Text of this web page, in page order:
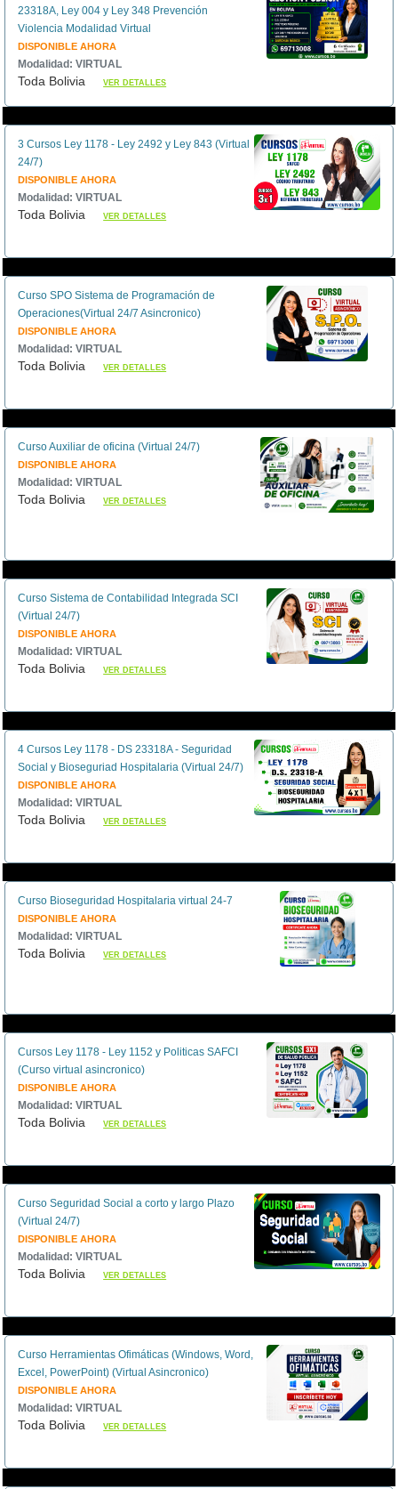
23318A, Ley 004 y Ley 348 Prevención
Violencia Modalidad Virtual
DISPONIBLE AHORA
Modalidad: VIRTUAL
Toda BoliviaVER DETALLES
3 Cursos Ley 1178 - Ley 2492 y Ley 843 (Virtual
24/7)
DISPONIBLE AHORA
Modalidad: VIRTUAL
Toda BoliviaVER DETALLES
Curso SPO Sistema de Programación de
Operaciones(Virtual 24/7 Asincronico)
DISPONIBLE AHORA
Modalidad: VIRTUAL
Toda BoliviaVER DETALLES
Curso Auxiliar de oficina (Virtual 24/7)
DISPONIBLE AHORA
Modalidad: VIRTUAL
Toda BoliviaVER DETALLES
Curso Sistema de Contabilidad Integrada SCI
(Virtual 24/7)
DISPONIBLE AHORA
Modalidad: VIRTUAL
Toda BoliviaVER DETALLES
4 Cursos Ley 1178 - DS 23318A - Seguridad
Social y Bioseguriad Hospitalaria (Virtual 24/7)
DISPONIBLE AHORA
Modalidad: VIRTUAL
Toda BoliviaVER DETALLES
Curso Bioseguridad Hospitalaria virtual 24-7
DISPONIBLE AHORA
Modalidad: VIRTUAL
Toda BoliviaVER DETALLES
Cursos Ley 1178 - Ley 1152 y Politicas SAFCI
(Curso virtual asincronico)
DISPONIBLE AHORA
Modalidad: VIRTUAL
Toda BoliviaVER DETALLES
Curso Seguridad Social a corto y largo Plazo
(Virtual 24/7)
DISPONIBLE AHORA
Modalidad: VIRTUAL
Toda BoliviaVER DETALLES
Curso Herramientas Ofimáticas (Windows, Word,
Excel, PowerPoint) (Virtual Asincronico)
DISPONIBLE AHORA
Modalidad: VIRTUAL
Toda BoliviaVER DETALLES